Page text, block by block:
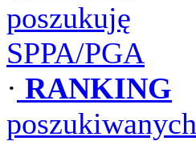
poszukuję
SPPA/PGA
· RANKING
poszukiwanych